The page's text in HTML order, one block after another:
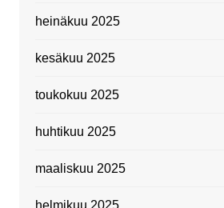
heinäkuu 2025
kesäkuu 2025
toukokuu 2025
huhtikuu 2025
maaliskuu 2025
helmikuu 2025